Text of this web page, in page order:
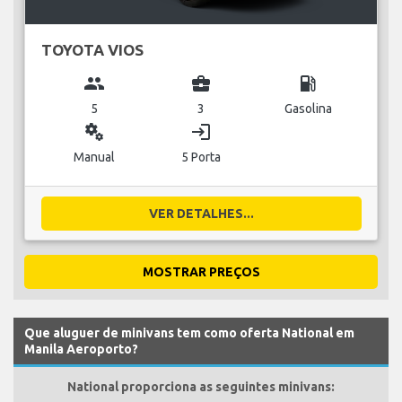
TOYOTA VIOS
group
5
business_center
3
local_gas_station
Gasolina
miscellaneous_services
Manual
login
5 Porta
VER DETALHES...
MOSTRAR PREÇOS
Que aluguer de minivans tem como oferta National em
Manila Aeroporto?
National proporciona as seguintes minivans: